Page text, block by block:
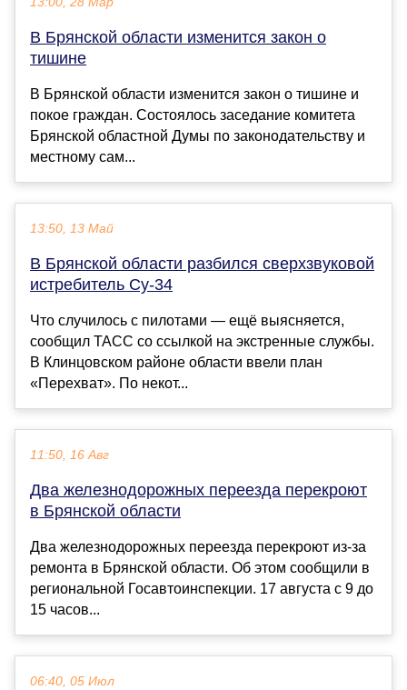
В Брянской области изменится закон о
тишине
В Брянской области изменится закон о тишине и
покое граждан. Состоялось заседание комитета
Брянской областной Думы по законодательству и
местному сам...
13:50, 13 Май
В Брянской области разбился сверхзвуковой
истребитель Су-34
Что случилось с пилотами — ещё выясняется,
сообщил ТАСС со ссылкой на экстренные службы.
В Клинцовском районе области ввели план
«Перехват». По некот...
11:50, 16 Авг
Два железнодорожных переезда перекроют
в Брянской области
Два железнодорожных переезда перекроют из-за
ремонта в Брянской области. Об этом сообщили в
региональной Госавтоинспекции. 17 августа с 9 до
15 часов...
06:40, 05 Июл